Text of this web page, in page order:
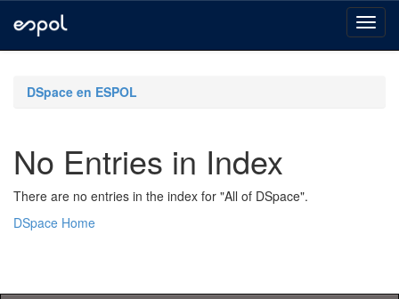
navigationDSpace en ESPOL
No Entries in Index
There are no entries in the index for "All of DSpace".
DSpace Home